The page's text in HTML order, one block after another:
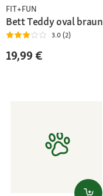
FIT+FUN
Bett Teddy oval braun
3.0 (2)
19,99 €